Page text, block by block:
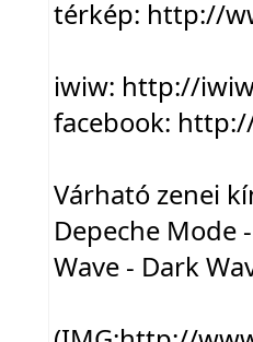
térkép: http://
iwiw: http://
facebook:
Várható zenei
Depeche Mode
Wave - Dark